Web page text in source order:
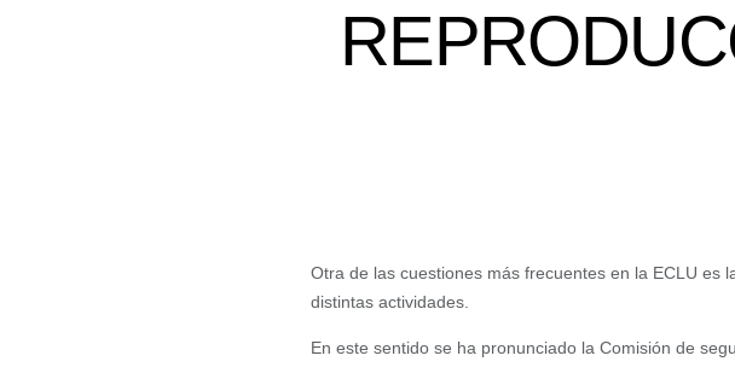
Otra de las cuestiones más frecuentes en la ECLU es
distintas actividades.
En este sentido se ha pronunciado la Comisión de